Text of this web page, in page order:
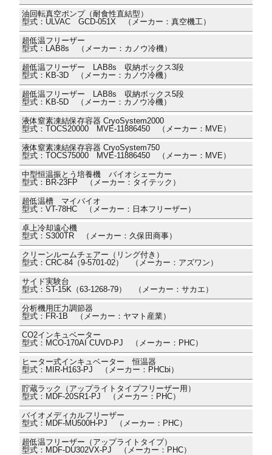
油回転真空ポンプ（耐食性直結型）
型式：ULVAC GCD-051X （メーカー：真空機工）
超低温フリーザー
型式：LAB8s （メーカー：カノウ冷機）
超低温フリーザー LAB8s 収納ボックス3段
型式：KB-3D （メーカー：カノウ冷機）
超低温フリーザー LAB8s 収納ボックス5段
型式：KB-5D （メーカー：カノウ冷機）
液体窒素凍結保存容器 CryoSystem2000
型式：TOCS20000 MVE-11886450 （メーカー：MVE）
液体窒素凍結保存容器 CryoSystem750
型式：TOCS75000 MVE-11886450 （メーカー：MVE）
中型恒温振とう培養機 バイオシェーカー
型式：BR-23FP （メーカー：タイテック）
超低温槽 マイバイオ
型式：VT-78HC （メーカー：日本フリーザー）
卓上冷却遠心機
型式：S300TR （メーカー：久保田商事）
クリーンルームチェアー（リング付き）
型式：CRC-84（9-5701-02） （メーカー：アズワン）
サイド実験台
型式：ST-15K（63-1268-79） （メーカー：サカエ）
分析機用圧力調節器
型式：FR-1B （メーカー：ヤマト産業）
CO2インキュベーター
型式：MCO-170AI CUVD-PJ （メーカー：PHC）
ヒーター式インキュベーター 恒温器
型式：MIR-H163-PJ （メーカー：PHCbi）
貯蔵ラック（アップライトタイプフリーザー用）
型式：MDF-20SR1-PJ （メーカー：PHC）
バイオメディカルフリーザー
型式：MDF-MU500H-PJ （メーカー：PHC）
超低温フリーザー（アップライトタイプ）
型式：MDF-DU302VX-PJ （メーカー：PHC）